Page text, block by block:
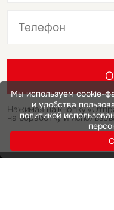
Нажимая на кнопку
на обработку и
Мы используем cookie-
и удобства
политикой